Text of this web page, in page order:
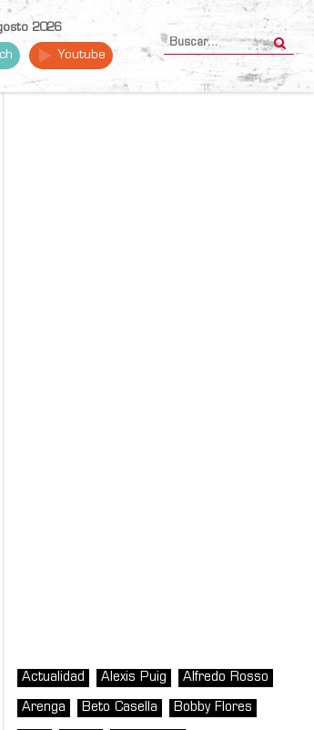
2026
Youtube
Actualidad Alexis Puig Alfredo Rosso
Arenga Beto Casella Bobby Flores